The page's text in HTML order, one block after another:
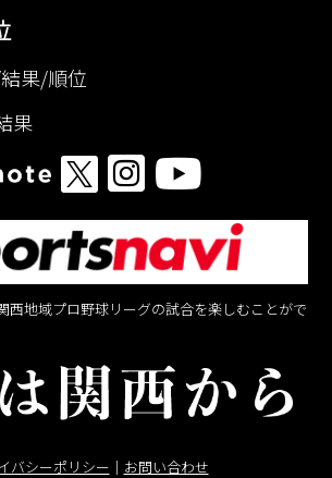
果/順位
果
西地域プロ野球リーグの試合を楽しむことがで
バシーポリシー ｜ お問い合わせ